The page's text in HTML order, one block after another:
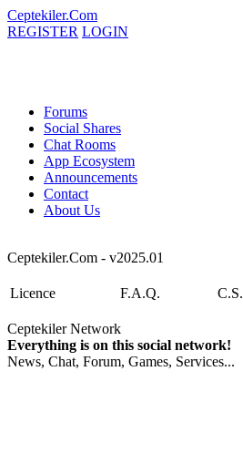
Ceptekiler.Com
REGISTER LOGIN
Forums
Social Shares
Chat Rooms
App Ecosystem
Announcements
Contact
About Us
Ceptekiler.Com - v2025.01
Licence F.A.Q. C.S.
Ceptekiler Network
Everything is on this social network!
News, Chat, Forum, Games, Services...